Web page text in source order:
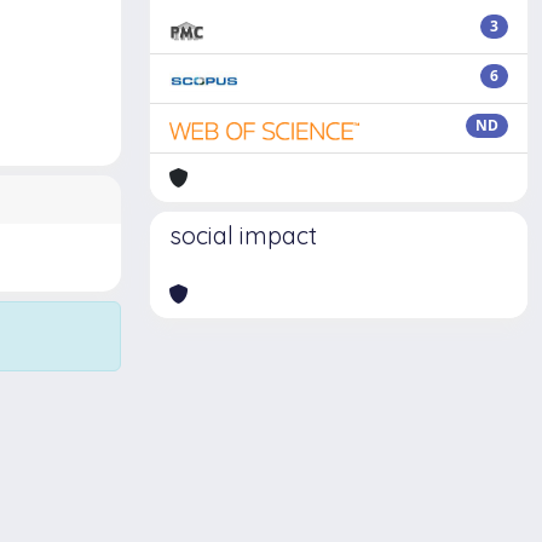
3
6
ND
social impact